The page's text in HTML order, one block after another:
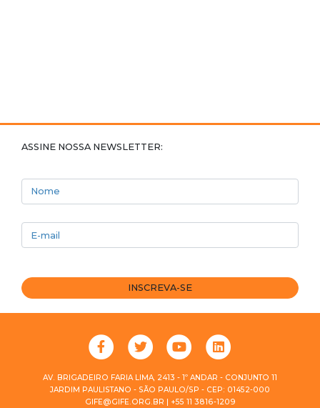
ASSINE NOSSA NEWSLETTER:
Nome
INSCREVA-SE
AV. BRIGADEIRO FARIA LIMA, 2413 - 1º ANDAR - CONJUNTO 11
JARDIM PAULISTANO - SÃO PAULO/SP - CEP: 01452-000
GIFE@GIFE.ORG.BR | +55 11 3816-1209